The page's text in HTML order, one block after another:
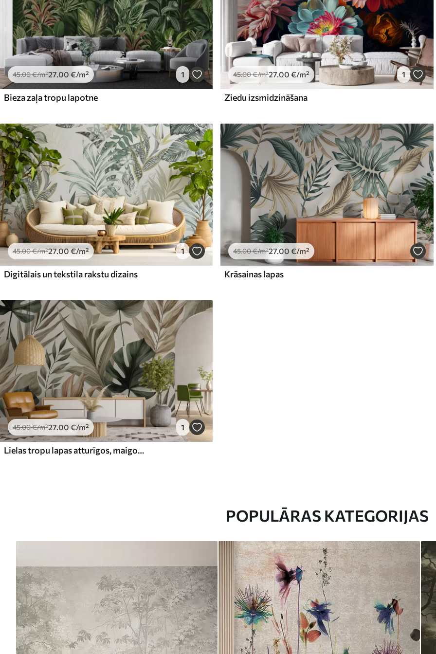
45.00€/m²27.00 €/m² 1
Bieza zaļa tropu lapotne
45.00€/m²27.00 €/m² 1
Ziedu izsmidzināšana
45.00€/m²27.00€/m² 1
Digitālais un tekstila rakstu dizains
45.00€/m²27.00 €/m²
Krāsainas lapas
45.00€/m²27.00 €/m² 1
Lielas tropu lapas atturīgos, maigos pasteļtoņos
POPULĀRAS KATEGORIJAS